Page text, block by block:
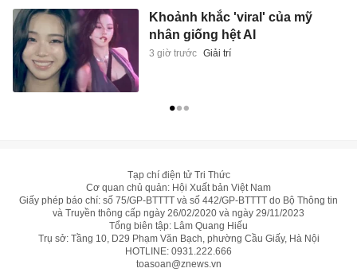
Khoảnh khắc 'viral' của mỹ
nhân giống hệt AI
3 giờ trước Giải trí
Tạp chí điện tử Tri Thức
Cơ quan chủ quản: Hội Xuất bản Việt Nam
Giấy phép báo chí: số 75/GP-BTTTT và số 442/GP-BTTTT do Bộ Thông tin
và Truyền thông cấp ngày 26/02/2020 và ngày 29/11/2023
Tổng biên tập: Lâm Quang Hiếu
Trụ sở: Tầng 10, D29 Phạm Văn Bạch, phường Cầu Giấy, Hà Nội
HOTLINE: 0931.222.666
toasoan@znews.vn